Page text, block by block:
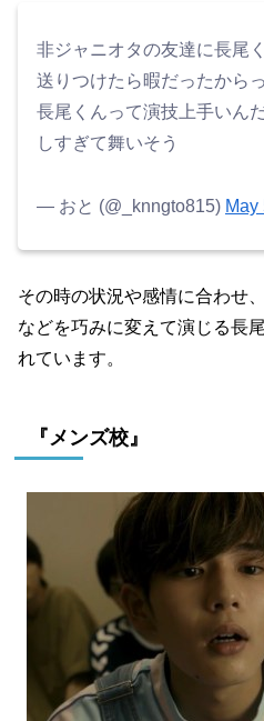
非ジャニオタの友達に長尾
送りつけたら暇だったから
長尾くんって演技上手いん
しすぎて舞いそう
— おと (@_knngto815) May
その時の状況や感情に合わせ
などを巧みに変えて演じる長
れています。
『メンズ校』